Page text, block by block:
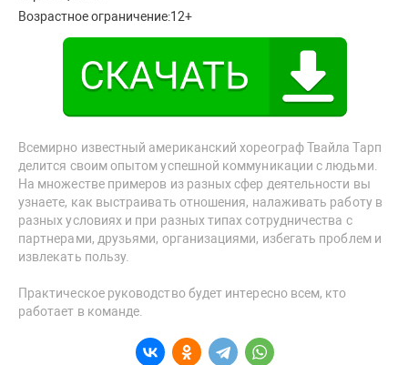
Возрастное ограничение:12+
Всемирно известный американский хореограф Твайла Тарп
делится своим опытом успешной коммуникации с людьми.
На множестве примеров из разных сфер деятельности вы
узнаете, как выстраивать отношения, налаживать работу в
разных условиях и при разных типах сотрудничества с
партнерами, друзьями, организациями, избегать проблем и
извлекать пользу.
Практическое руководство будет интересно всем, кто
работает в команде.